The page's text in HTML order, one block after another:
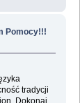
Pomocy!!!
tradycji
Dokonaj